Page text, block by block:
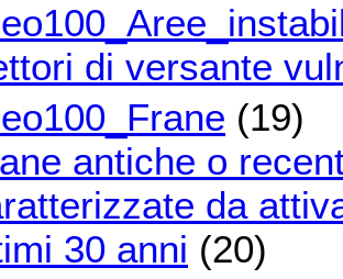
di versante
(19)
antiche o
da
30 anni (20)